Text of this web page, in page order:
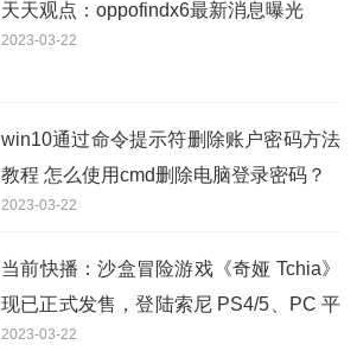
天天观点：oppofindx6最新消息曝光
2023-03-22
win10通过命令提示符删除账户密码方法
教程 怎么使用cmd删除电脑登录密码？
2023-03-22
当前快播：沙盒冒险游戏《奇娅 Tchia》
现已正式发售，登陆索尼 PS4/5、PC 平
台
2023-03-22